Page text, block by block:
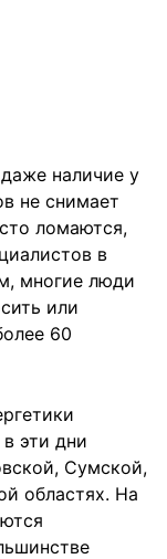
наличие у
не снимает
ломаются,
в
многие люди
или
60
эти дни
Сумской,
областях. На